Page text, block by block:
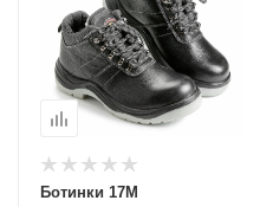
Ботинки 17М